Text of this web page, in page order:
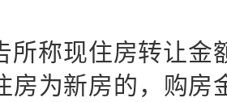
所称现住房转让金
房为新房的，购房